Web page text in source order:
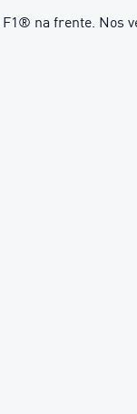
na frente. Nos